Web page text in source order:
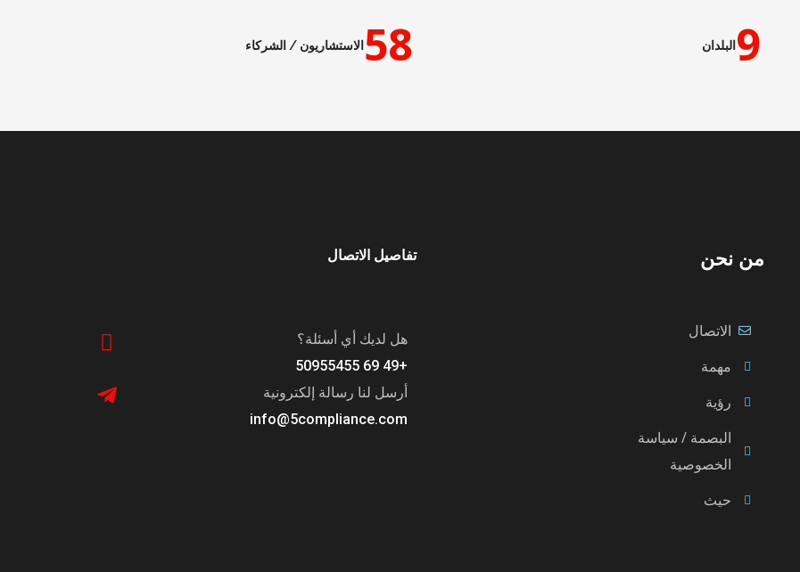
9 البلدان 58 الاستشاريون / الشركاء
من نحن
الاتصال
مهمة
رؤية
البصمة / سياسة
الخصوصية
حيث
تفاصيل الاتصال
هل لديك أي أسئلة؟
+49 69 50955455
أرسل لنا رسالة إلكترونية
info@5compliance.com